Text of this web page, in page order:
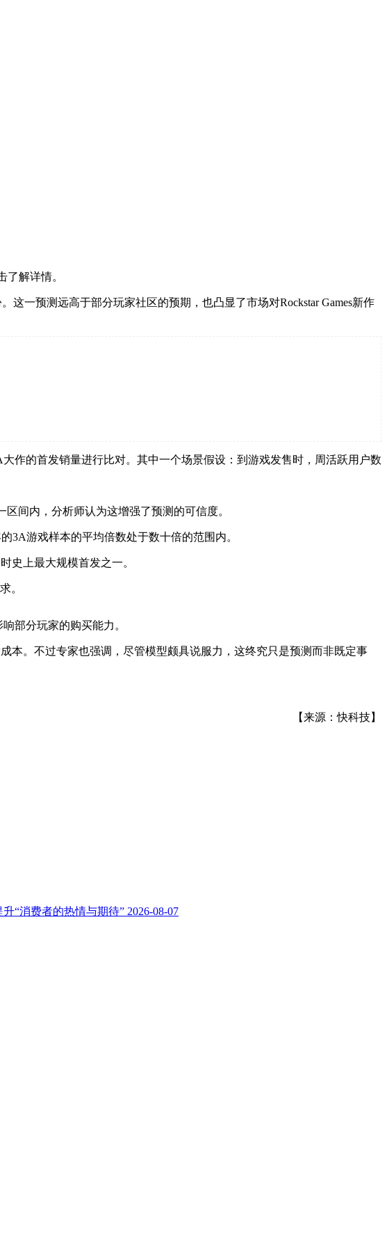
了解详情。
一预测远高于部分玩家社区的预期，也凸显了市场对Rockstar Games新作
作的首发销量进行比对。其中一个场景假设：到游戏发售时，周活跃用户数
间内，分析师认为这增强了预测的可信度。
3A游戏样本的平均倍数处于数十倍的范围内。
史上最大规模首发之一。
。
部分玩家的购买能力。
本。不过专家也强调，尽管模型颇具说服力，这终究只是预测而非既定事
【来源：快科技】
升“消费者的热情与期待” 2026-08-07